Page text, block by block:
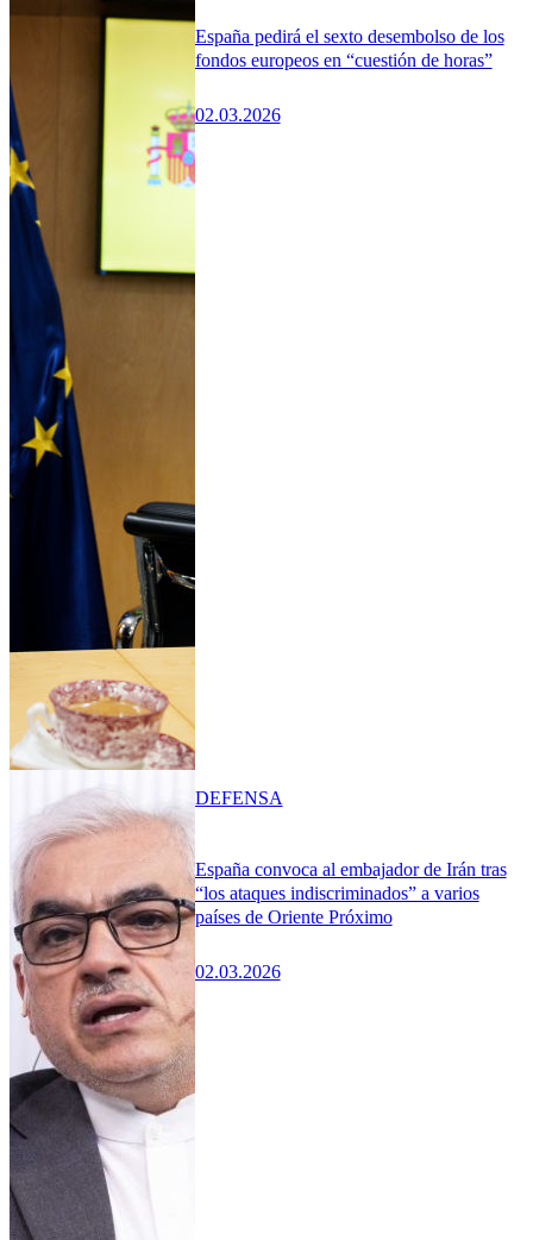
España pedirá el sexto desembolso de los
fondos europeos en “cuestión de horas”
02.03.2026
España convoca al embajador de Irán tras
“los ataques indiscriminados” a varios
países de Oriente Próximo
02.03.2026
DEFENSA